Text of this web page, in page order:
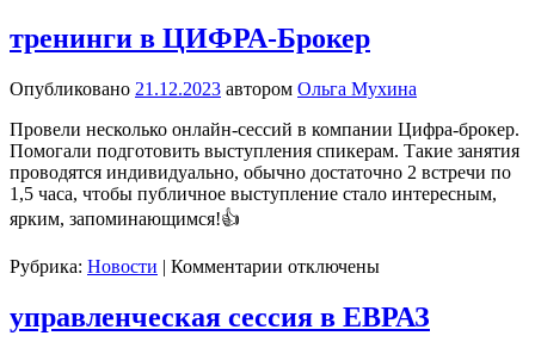
выступление
с
в
тренинги в ЦИФРА-Брокер
Опубликовано 21.12.2023 автором Ольга Мухина
Провели несколько онлайн-сессий в компании Цифра-брокер.
Помогали подготовить выступления спикерам. Такие занятия
проводятся индивидуально, обычно достаточно 2 встречи по
1,5 часа, чтобы публичное выступление стало интересным,
ярким, запоминающимся!👍
Рубрика: Новости | Комментарии к
тренинги
в
отключены
управленческая сессия в ЕВРАЗ